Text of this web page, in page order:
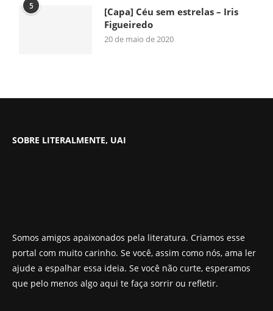
5
[Capa] Céu sem estrelas – Iris
Figueiredo
20 de maio de 2020
SOBRE LITERALMENTE, UAI
Somos amigos apaixonados pela literatura. Criamos esse
portal com muito carinho. Se você, assim como nós, ama ler
ajude a espalhar essa ideia. Se você não curte, esperamos
que pelo menos algo aqui te faça sorrir ou refletir.